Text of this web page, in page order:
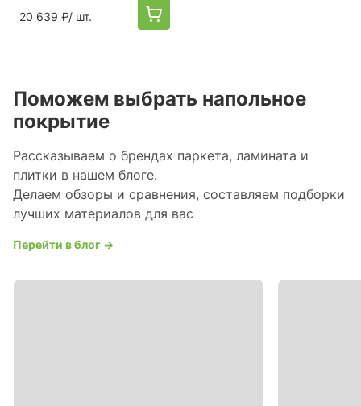
20 639 ₽/ шт.
Поможем выбрать напольное
покрытие
Рассказываем о брендах паркета, ламината и
плитки в нашем блоге.
Делаем обзоры и сравнения, составляем подборки
лучших материалов для вас
Перейти в блог →